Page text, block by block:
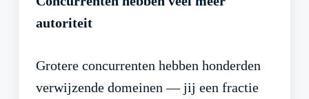
autoriteit
Grotere concurrenten hebben honderden
verwijzende domeinen — jij een fractie